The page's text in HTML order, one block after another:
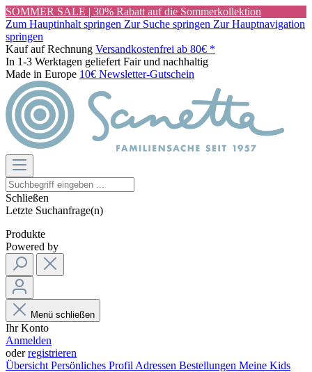
SOMMER SALE | 30% Rabatt auf die Sommerkollektion
Zum Hauptinhalt springen Zur Suche springen Zur Hauptnavigation
springen
Kauf auf Rechnung Versandkostenfrei ab 80€ *
In 1-3 Werktagen geliefert Fair und nachhaltig
Made in Europe 10€ Newsletter-Gutschein
Schließen
Letzte Suchanfrage(n)
Produkte
Powered by
Menü schließen
Ihr Konto
Anmelden
oderregistrieren
Übersicht Persönliches Profil Adressen Bestellungen Meine Kids